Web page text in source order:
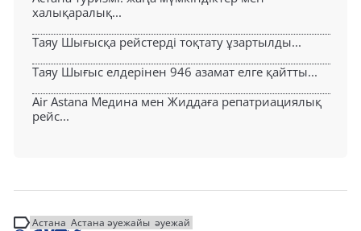
халықаралық...
Таяу Шығысқа рейстерді тоқтату ұзартылды...
Таяу Шығыс елдерінен 946 азамат елге қайтты...
Air Astana Медина мен Жиддаға репатриациялық
рейс...
Астана Астана әуежайы әуежай